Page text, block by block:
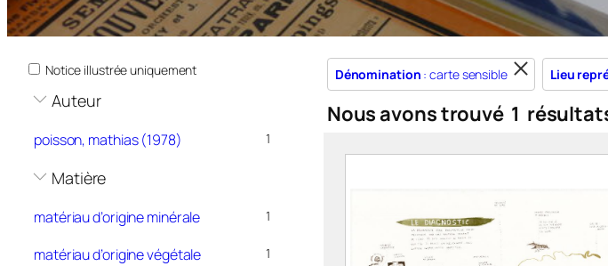
Notice illustrée uniquement
Auteur
poisson, mathias (1978) 1
Matière
matériau d’origine minérale 1
matériau d’origine végétale 1
Dénomination : carte sensible Lieu
Nous avons trouvé 1